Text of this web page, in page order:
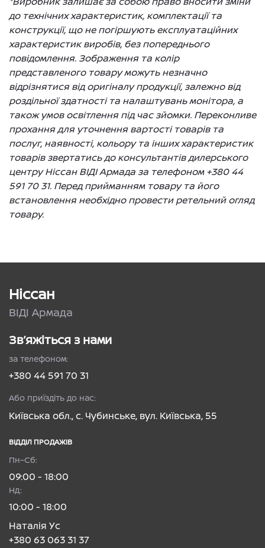
до технічних характеристик, комплектації та
конструкції, що не погіршують експлуатаційних
характеристик виробів, без попереднього
повідомлення. Зображення та колір
представленого товару можуть незначно
відрізнятися від оригіналу продукції, залежно від
роздільної здатності та налаштувань монітора, а
також умов освітлення під час зйомки. Переконливе
прохання для уточнення вартості товарів та
послуг, наявності, кольору та інших характеристик
товарів звертатись до консультантів дилерського
центру Ніссан ВІДІ Армада за телефоном +380 44
591 70 31. Перед прийманням товару та його
встановлення необхідно провести ретельний огляд
товару.
Ніссан
ВІДІ Армада
Зв’яжіться з нами
за телефоном:
+380 44 591 70 31
Або приїздіть до нас:
Київська обл., с. Чубинське, вул. Київська, 55
ВІДДІЛ ПРОДАЖІВ
Пн–Сб:
09:00 - 18:00
Нд:
10:00 - 18:00
Наталія Ус
+380 63 063 31 37